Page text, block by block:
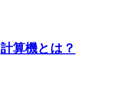
計算機とは？